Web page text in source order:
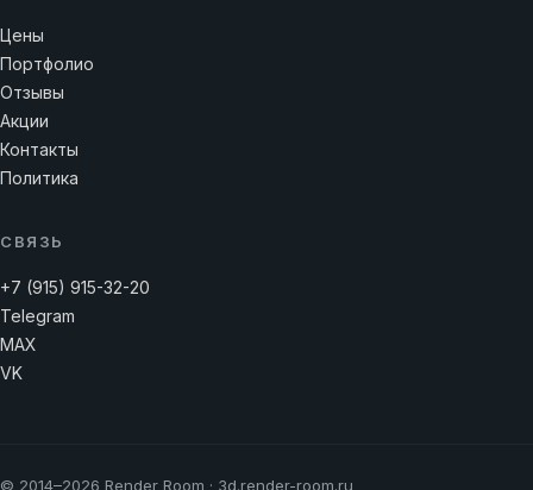
Цены
Портфолио
Отзывы
Акции
Контакты
Политика
СВЯЗЬ
+7 (915) 915-32-20
Telegram
MAX
VK
© 2014–2026 Render Room · 3d.render-room.ru